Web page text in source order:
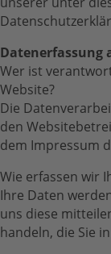
Datenerfassung
Wer ist
Website?
Die
den
dem Impressum
Wie erfassen wir
Ihre Daten
uns diese
handeln, die Sie